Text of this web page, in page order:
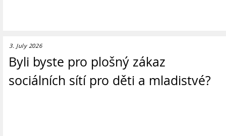
3. July 2026
Byli byste pro plošný zákaz
sociálních sítí pro děti a mladistvé?